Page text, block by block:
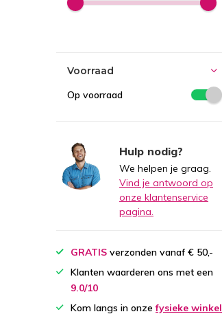
Voorraad
Op voorraad
Hulp nodig?
We helpen je graag.
Vind je antwoord op
onze klantenservice
pagina.
GRATIS verzonden vanaf € 50,-
Klanten waarderen ons met een
9.0/10
Kom langs in onzefysieke winkel